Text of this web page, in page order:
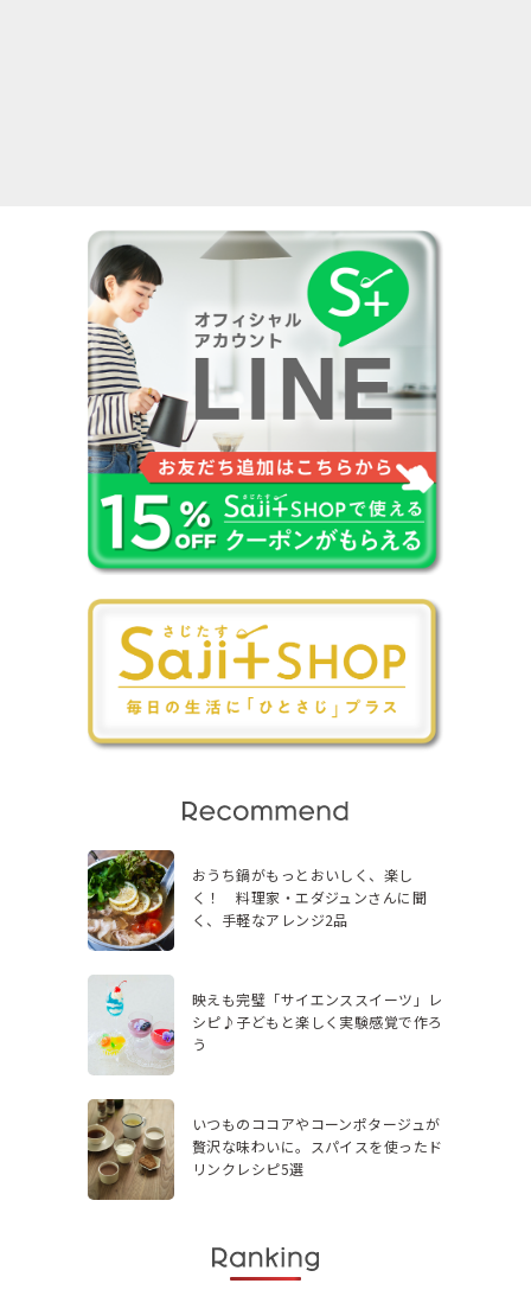
おうち鍋がもっとおいしく、楽し
く！ 料理家・エダジュンさんに聞
く、手軽なアレンジ2品
映えも完璧「サイエンススイーツ」レ
シピ♪子どもと楽しく実験感覚で作ろ
う
いつものココアやコーンポタージュが
贅沢な味わいに。スパイスを使ったド
リンクレシピ5選